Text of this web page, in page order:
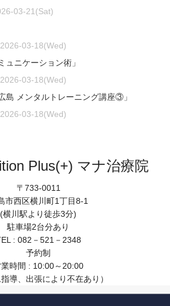
03-21(Sat)
2026-03-18(Wed)
ュニケーション術」
2026-03-18(Wed)
島 メンタルトレーニング講座③」
2026-03-18(Wed)
Plus(+) マナ治療院
〒733-0011
市西区横川町1丁目8-1
(横川駅より徒歩3分)
駐車場2台分あり
: 082－521－2348
予約制
時間 : 10:00～20:00
指導、出張により不在あり）